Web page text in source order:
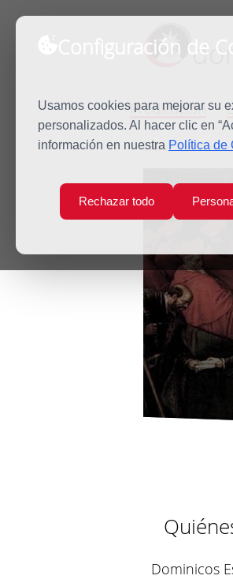
Configuración de
Usamos cookies para mejorar su
personalizados. Al hacer clic en
información en nuestra Política de
Rechazar todo
Predicación
Inicio Quiénes
Dominicos